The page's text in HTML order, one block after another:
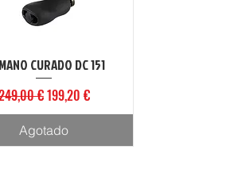
Vista rápida
CURADO DC 151
€Precio de oferta
199,20 €
Agotado